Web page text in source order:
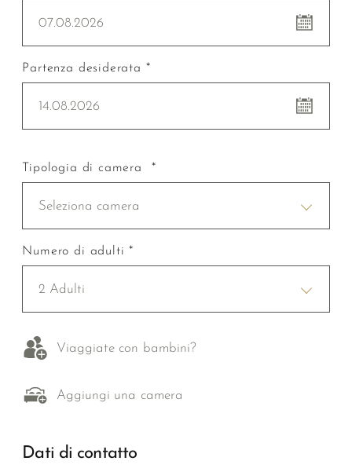
07.08.2026
Partenza desiderata *
14.08.2026
Tipologia di camera *
Seleziona camera
Numero di adulti *
2 Adulti
Viaggiate con bambini?
Aggiungi una camera
Dati di contatto